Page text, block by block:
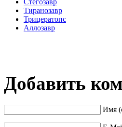
Стегозавр
Тиранозавр
Трицератопс
Aллозавр
Добавить
Имя